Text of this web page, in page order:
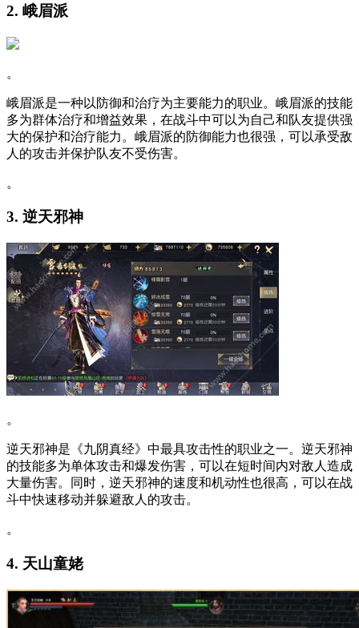
2. 峨眉派
。
峨眉派是一种以防御和治疗为主要能力的职业。峨眉派的技能
多为群体治疗和增益效果，在战斗中可以为自己和队友提供强
大的保护和治疗能力。峨眉派的防御能力也很强，可以承受敌
人的攻击并保护队友不受伤害。
。
3. 逆天邪神
。
逆天邪神是《九阴真经》中最具攻击性的职业之一。逆天邪神
的技能多为单体攻击和爆发伤害，可以在短时间内对敌人造成
大量伤害。同时，逆天邪神的速度和机动性也很高，可以在战
斗中快速移动并躲避敌人的攻击。
。
4. 天山童姥